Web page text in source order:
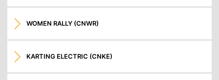
WOMEN RALLY (CNWR)
KARTING ELECTRIC (CNKE)